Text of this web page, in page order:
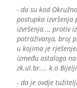
- da su kod
postupka izvršenja
izvršenja..., protiv
potraživanja, broj
u kojima je
između ostaloga
zk.ul.br.... k.o
- da je ovdje